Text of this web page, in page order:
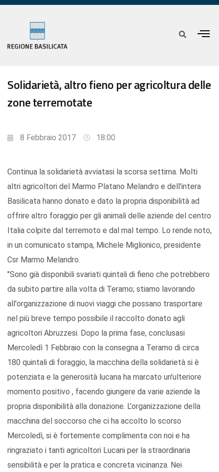
Solidarietà, altro fieno per agricoltura delle
zone terremotate
8 Febbraio 2017 18:00
Continua la solidarietà avviatasi la scorsa settima. Molti
altri agricoltori del Marmo Platano Melandro e dell'intera
Basilicata hanno donato e dato la propria disponibilità ad
offrire altro foraggio per gli animali delle aziende del centro
Italia colpite dal terremoto e dal mal tempo. Lo rende noto,
in un comunicato stampa, Michele Miglionico, presidente
Csr Marmo Melandro.
"Sono già disponibili svariati quintali di fieno che potrebbero
da subito partire alla volta di Teramo; stiamo lavorando
all'organizzazione di nuovi viaggi che possano trasportare
nel più breve tempo possibile il raccolto donato agli
agricoltori Abruzzesi. Dopo la prima fase, conclusasi
Mercoledì 1 Febbraio con la consegna a Teramo di circa
180 quintali di foraggio, la macchina della solidarietà si è
potenziata e la generosità lucana ha marcato un'ulteriore
momento positivo , facendo giungere da varie aziende la
propria disponibilità alla donazione. L'organizzazione della
macchina del soccorso che ci ha accolto lo scorso
Mercoledì, si è fortemente complimenta con noi e ha
ringraziato i tanti agricoltori Lucani per la straordinaria
sensibilità e per la pratica e concreta vicinanza. Nei